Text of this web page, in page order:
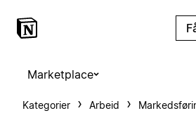
Marketplace
Kategorier Arbeid